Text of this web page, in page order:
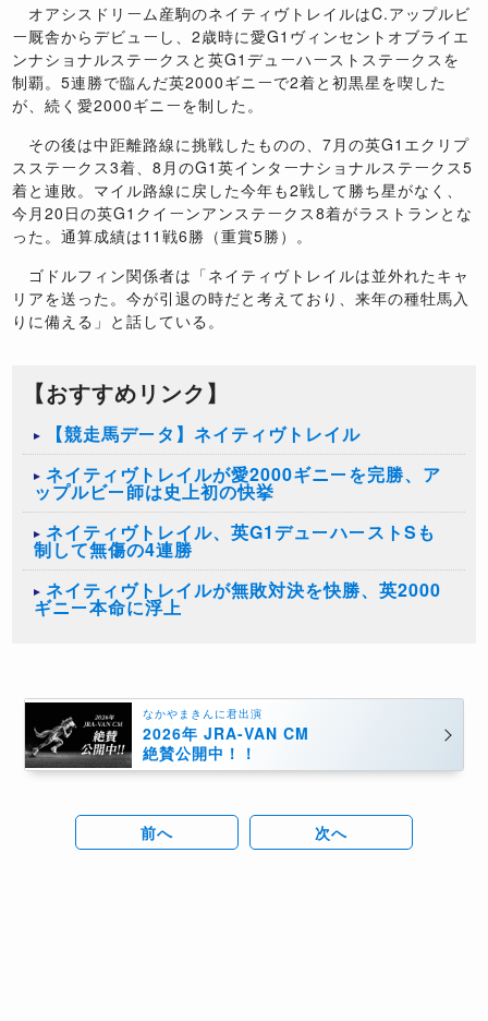
オアシスドリーム産駒のネイティヴトレイルはC.アップルビ
ー厩舎からデビューし、2歳時に愛G1ヴィンセントオブライエ
ンナショナルステークスと英G1デューハーストステークスを
制覇。5連勝で臨んだ英2000ギニーで2着と初黒星を喫した
が、続く愛2000ギニーを制した。
その後は中距離路線に挑戦したものの、7月の英G1エクリプ
スステークス3着、8月のG1英インターナショナルステークス5
着と連敗。マイル路線に戻した今年も2戦して勝ち星がなく、
今月20日の英G1クイーンアンステークス8着がラストランとな
った。通算成績は11戦6勝（重賞5勝）。
ゴドルフィン関係者は「ネイティヴトレイルは並外れたキャ
リアを送った。今が引退の時だと考えており、来年の種牡馬入
りに備える」と話している。
【おすすめリンク】
【競走馬データ】ネイティヴトレイル
ネイティヴトレイルが愛2000ギニーを完勝、ア
ップルビー師は史上初の快挙
ネイティヴトレイル、英G1デューハーストSも
制して無傷の4連勝
ネイティヴトレイルが無敗対決を快勝、英2000
ギニー本命に浮上
なかやまきんに君出演
2026年 JRA-VAN CM
絶賛公開中！！
前へ 次へ